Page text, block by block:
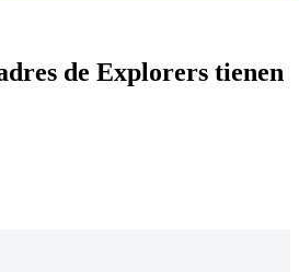
de Explorers tienen